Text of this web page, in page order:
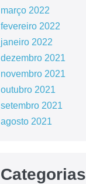
março 2022
fevereiro 2022
janeiro 2022
dezembro 2021
novembro 2021
outubro 2021
setembro 2021
agosto 2021
Categorias